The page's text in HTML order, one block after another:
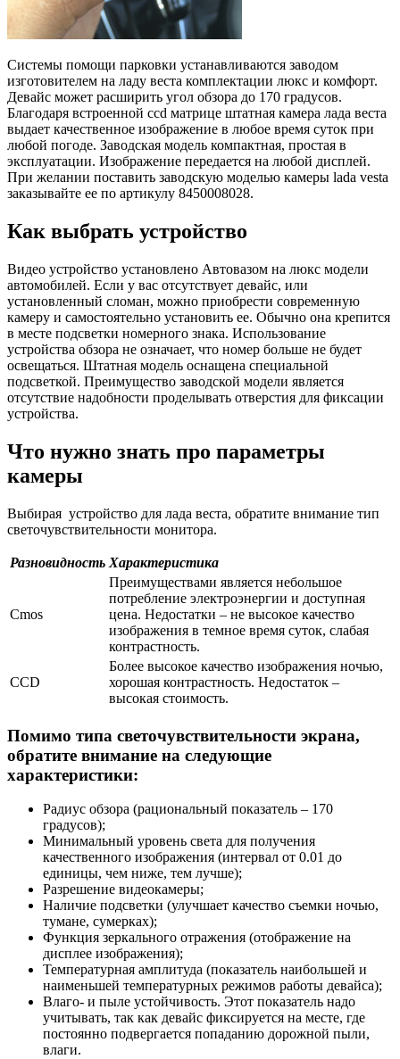
Системы помощи парковки устанавливаются заводом
изготовителем на ладу веста комплектации люкс и комфорт.
Девайс может расширить угол обзора до 170 градусов.
Благодаря встроенной ccd матрице штатная камера лада веста
выдает качественное изображение в любое время суток при
любой погоде. Заводская модель компактная, простая в
эксплуатации. Изображение передается на любой дисплей.
При желании поставить заводскую моделью камеры lada vesta
заказывайте ее по артикулу 8450008028.
Как выбрать устройство
Видео устройство установлено Автовазом на люкс модели
автомобилей. Если у вас отсутствует девайс, или
установленный сломан, можно приобрести современную
камеру и самостоятельно установить ее. Обычно она крепится
в месте подсветки номерного знака. Использование
устройства обзора не означает, что номер больше не будет
освещаться. Штатная модель оснащена специальной
подсветкой. Преимущество заводской модели является
отсутствие надобности проделывать отверстия для фиксации
устройства.
Что нужно знать про параметры
камеры
Выбирая устройство для лада веста, обратите внимание тип
светочувствительности монитора.
Разновидность Характеристика
Cmos
Преимуществами является небольшое
потребление электроэнергии и доступная
цена. Недостатки – не высокое качество
изображения в темное время суток, слабая
контрастность.
CCD
Более высокое качество изображения ночью,
хорошая контрастность. Недостаток –
высокая стоимость.
Помимо типа светочувствительности экрана,
обратите внимание на следующие
характеристики:
Радиус обзора (рациональный показатель – 170
градусов);
Минимальный уровень света для получения
качественного изображения (интервал от 0.01 до
единицы, чем ниже, тем лучше);
Разрешение видеокамеры;
Наличие подсветки (улучшает качество съемки ночью,
тумане, сумерках);
Функция зеркального отражения (отображение на
дисплее изображения);
Температурная амплитуда (показатель наибольшей и
наименьшей температурных режимов работы девайса);
Влаго- и пыле устойчивость. Этот показатель надо
учитывать, так как девайс фиксируется на месте, где
постоянно подвергается попаданию дорожной пыли,
влаги.